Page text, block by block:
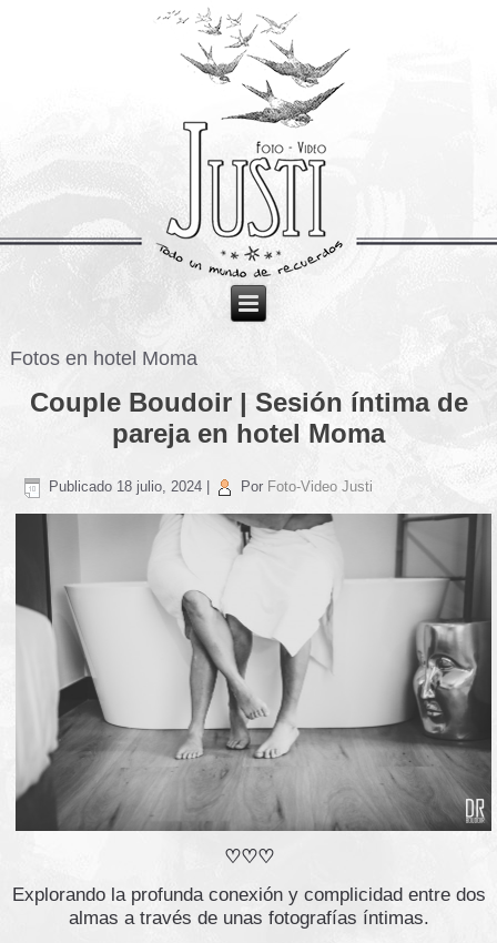
Fotos en hotel Moma
Couple Boudoir | Sesión íntima de
pareja en hotel Moma
Publicado 18 julio, 2024 Por Foto-Video Justi
♡♡♡
Explorando la profunda conexión y complicidad entre dos
almas a través de unas fotografías íntimas.